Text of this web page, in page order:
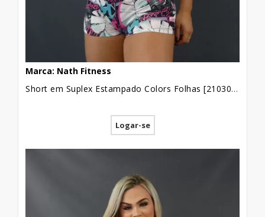
Marca: Nath Fitness
Short em Suplex Estampado Colors Folhas [2103099]
Logar-se